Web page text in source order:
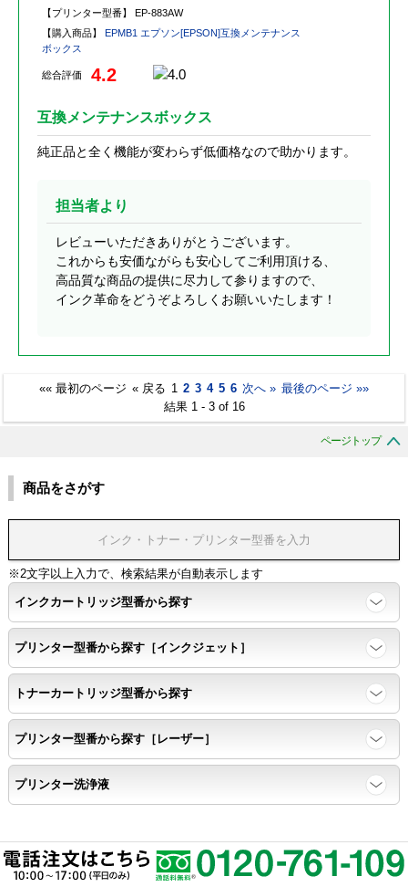
【プリンター型番】
EP-883AW
【購入商品】
EPMB1 エプソン[EPSON]互換メンテナンス
ボックス
総合評価 4.2
互換メンテナンスボックス
純正品と全く機能が変わらず低価格なので助かります。
担当者より
レビューいただきありがとうございます。
これからも安価ながらも安心してご利用頂ける、
高品質な商品の提供に尽力して参りますので、
インク革命をどうぞよろしくお願いいたします！
«« 最初のページ « 戻る 1 2 3 4 5 6 次へ » 最後のページ »»
結果 1 - 3 of 16
ページトップ
商品をさがす
※2文字以上入力で、検索結果が自動表示します
インクカートリッジ型番から探す
プリンター型番から探す［インクジェット］
トナーカートリッジ型番から探す
プリンター型番から探す［レーザー］
プリンター洗浄液